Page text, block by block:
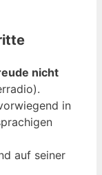
nicht
in
auf seiner